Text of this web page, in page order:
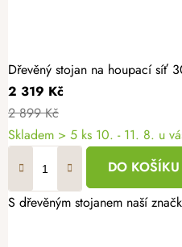
Dřevěný stojan na houpací síť
2 319 Kč
2 899 Kč
Skladem > 5 ks 10. - 11. 8. u
DO KOŠÍKU
S dřevěným stojanem naší